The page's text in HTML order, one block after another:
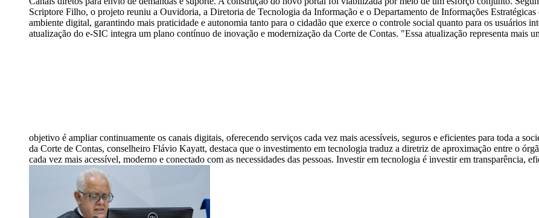
Scriptore Filho, o projeto reuniu a Ouvidoria, a Diretoria de Tecnologia da Informação e o Departamento de Informações
ambiente digital, garantindo mais praticidade e autonomia tanto para o cidadão que exerce o controle social quanto para os usuários
atualização do e-SIC integra um plano contínuo de inovação e modernização da Corte de Contas. "Essa atualização representa mais
objetivo é ampliar continuamente os canais digitais, oferecendo serviços cada vez mais acessíveis, seguros e eficientes para toda a
da Corte de Contas, conselheiro Flávio Kayatt, destaca que o investimento em tecnologia traduz a diretriz de aproximação entre o
cada vez mais acessível, moderno e conectado com as necessidades das pessoas. Investir em tecnologia é investir em transparência,